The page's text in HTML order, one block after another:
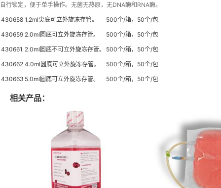
自行锁定，便于单手操作。无菌无热原，无DNA酶和 RNA酶。
430658 1.2ml尖底可立外旋冻存管。 500个/箱， 50个/包
430659 2.0ml 圆底可立外旋冻存管。 500个/箱， 50个/包
430661 2.0ml 圆底不可立外旋冻存管。 500个/箱， 50个/包
430662 4.0ml 圆底可立外旋冻存管。 500个/箱， 50个/包
430663 5.0ml 圆底可立外旋冻存管。 500个/箱， 50个/包
相关产品：